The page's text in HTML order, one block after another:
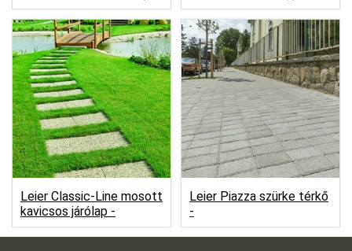
Leier Classic-Line mosott
kavicsos járólap -
Leier Piazza szürke térkő
-